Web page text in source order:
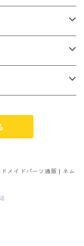
メイドパーツ通販 | ネム